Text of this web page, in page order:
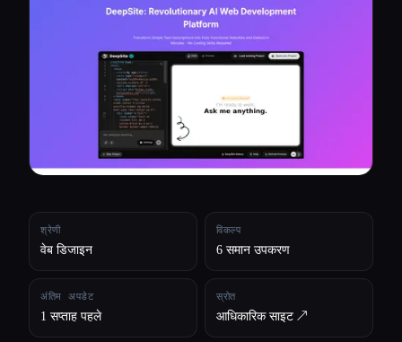
श्रेणी
वेब डिजाइन
विकल्प
6 समान उपकरण
अंतिम अपडेट
1 सप्ताह पहले
स्रोत
आधिकारिक साइट ↗︎